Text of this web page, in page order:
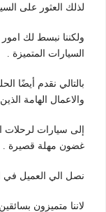
لذلك العثور على
ولكننا نبسط لك
السيارات المتميزة .
بالتالي نقدم أيضًا
والاعمال الهامة
إلى سيارات
غضون مهلة قصيرة .
نصل الي العميل
لاننا متميزون